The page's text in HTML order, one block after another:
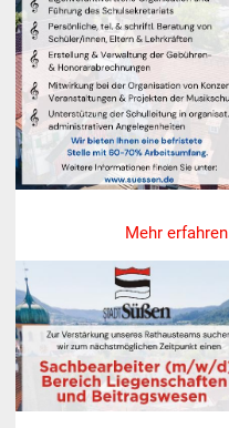
Mehr erfahren